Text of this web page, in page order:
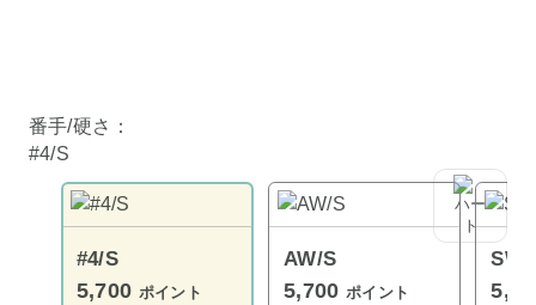
番手/硬さ：
#4/S
#4/S
5,700 ポイント
AW/S
5,700 ポイント
SW/